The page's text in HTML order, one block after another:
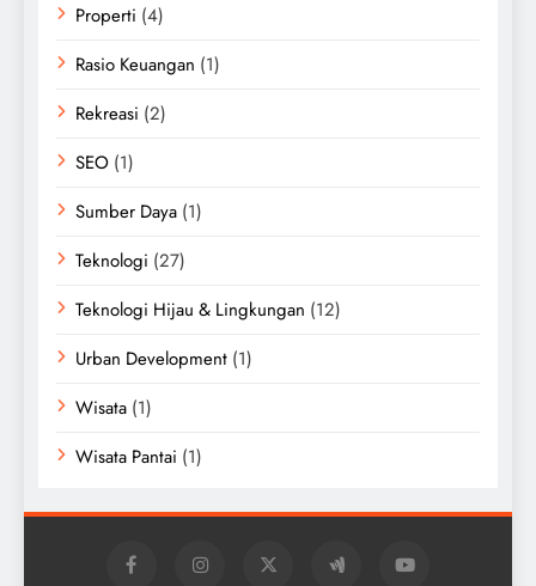
Properti (4)
Rasio Keuangan (1)
Rekreasi (2)
SEO (1)
Sumber Daya (1)
Teknologi (27)
Teknologi Hijau & Lingkungan (12)
Urban Development (1)
Wisata (1)
Wisata Pantai (1)